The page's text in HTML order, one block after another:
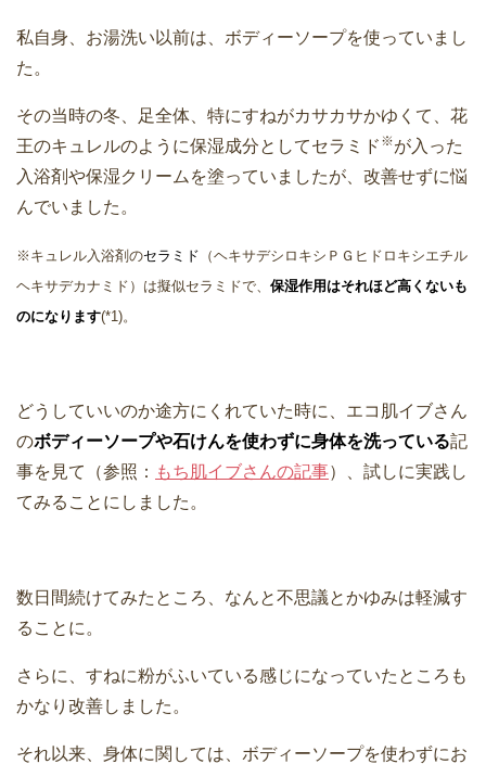
私自身、お湯洗い以前は、ボディーソープを使っていまし
た。
その当時の冬、足全体、特にすねがカサカサかゆくて、花
王のキュレルのように保湿成分としてセラミド ※が入った
入浴剤や保湿クリームを塗っていましたが、改善せずに悩
んでいました。
※キュレル入浴剤のセラミド （ヘキサデシロキシＰＧヒドロキシエチル
ヘキサデカナミド）は擬似セラミドで、 保湿作用はそれほど高くないも
のになります(*1)。
どうしていいのか途方にくれていた時に、エコ肌イブさん
のボディーソープや石けんを使わずに身体を洗っている記
事を見て（参照： もち肌イブさんの記事）、試しに実践し
てみることにしました。
数日間続けてみたところ、なんと不思議とかゆみは軽減す
ることに。
さらに、すねに粉がふいている感じになっていたところも
かなり改善しました。
それ以来、身体に関しては、ボディーソープを使わずにお